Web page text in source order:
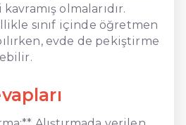
olmalarıdır.
sınıf içinde öğretmen
evde de pekiştirme